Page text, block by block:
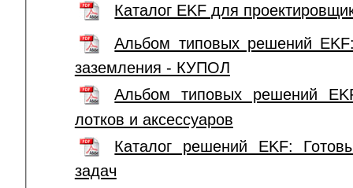
Каталог EKF для
Альбом типовых решений
заземления - КУПОЛ
Альбом типовых решений
лотков и аксессуаров
Каталог решений EKF:
задач